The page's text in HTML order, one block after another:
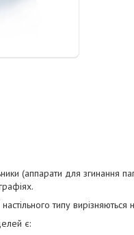
(аппарати для згинання
типу
є: